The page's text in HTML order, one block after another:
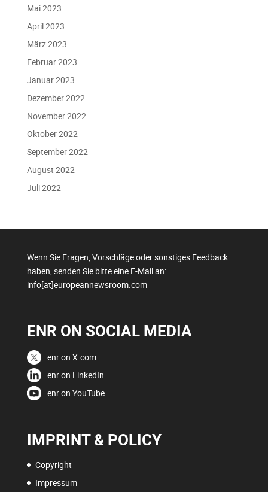
Mai 2023
April 2023
März 2023
Februar 2023
Januar 2023
Dezember 2022
November 2022
Oktober 2022
September 2022
August 2022
Juli 2022
Wenn Sie Fragen, Vorschläge oder sonstiges Feedback
haben, senden Sie bitte eine E-Mail an:
info[at]europeannewsroom.com
ENR ON SOCIAL MEDIA
enr on X.com
enr on LinkedIn
enr on YouTube
IMPRINT & POLICY
Copyright
Impressum